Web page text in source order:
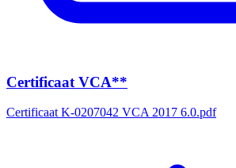
Certificaat VCA**
Certificaat K-0207042 VCA 2017 6.0.pdf